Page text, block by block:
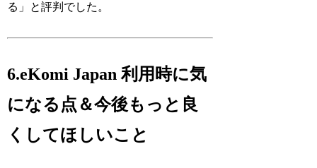
る」と評判でした。
6.eKomi Japan 利用時に気
になる点＆今後もっと良
くしてほしいこと